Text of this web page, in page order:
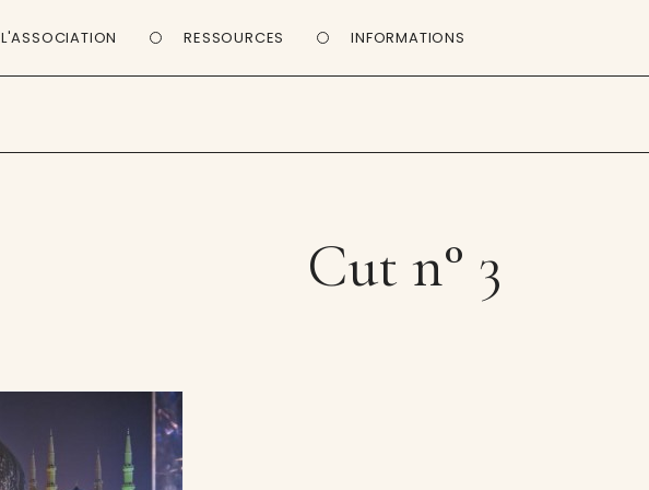
L'ASSOCIATION RESSOURCES INFORMATIONS
Cut n° 3